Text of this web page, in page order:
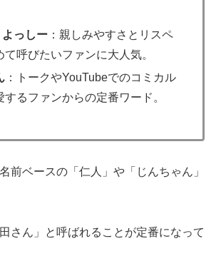
っしー ：親しみやすさとリスペ
て呼びたいファンに大人気。
：トークやYouTubeでのコミカル
するファンからの定番ワード。
前ベースの「仁人」や「じんちゃん」
さん」と呼ばれることが定番になって